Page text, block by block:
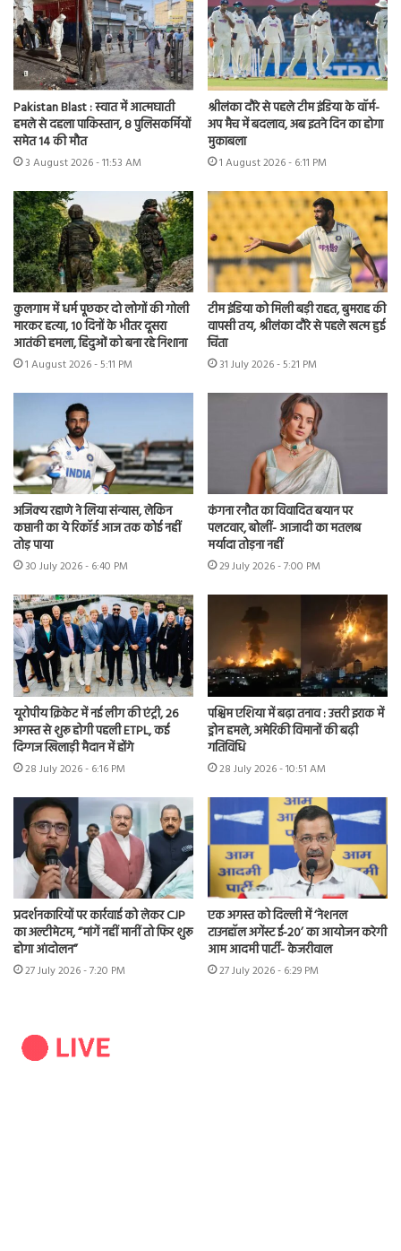
Pakistan Blast : स्वात में आत्मघाती
हमले से दहला पाकिस्तान, 8 पुलिसकर्मियों
समेत 14 की मौत
3 August 2026 - 11:53 AM
श्रीलंका दौरे से पहले टीम इंडिया के वॉर्म-
अप मैच में बदलाव, अब इतने दिन का होगा
मुकाबला
1 August 2026 - 6:11 PM
कुलगाम में धर्म पूछकर दो लोगों की गोली
मारकर हत्या, 10 दिनों के भीतर दूसरा
आतंकी हमला, हिंदुओं को बना रहे निशाना
1 August 2026 - 5:11 PM
टीम इंडिया को मिली बड़ी राहत, बुमराह की
वापसी तय, श्रीलंका दौरे से पहले खत्म हुई
चिंता
31 July 2026 - 5:21 PM
अजिंक्य रहाणे ने लिया संन्यास, लेकिन
कप्तानी का ये रिकॉर्ड आज तक कोई नहीं
तोड़ पाया
30 July 2026 - 6:40 PM
कंगना रनौत का विवादित बयान पर
पलटवार, बोलीं- आजादी का मतलब
मर्यादा तोड़ना नहीं
29 July 2026 - 7:00 PM
यूरोपीय क्रिकेट में नई लीग की एंट्री, 26
अगस्त से शुरू होगी पहली ETPL, कई
दिग्गज खिलाड़ी मैदान में होंगे
28 July 2026 - 6:16 PM
पश्चिम एशिया में बढ़ा तनाव : उत्तरी इराक में
ड्रोन हमले, अमेरिकी विमानों की बढ़ी
गतिविधि
28 July 2026 - 10:51 AM
प्रदर्शनकारियों पर कार्रवाई को लेकर CJP
का अल्टीमेटम, “मांगें नहीं मानीं तो फिर शुरू
होगा आंदोलन”
27 July 2026 - 7:20 PM
एक अगस्त को दिल्ली में ‘नेशनल
टाउनहॉल अगेंस्ट ई-20’ का आयोजन करेगी
आम आदमी पार्टी- केजरीवाल
27 July 2026 - 6:29 PM